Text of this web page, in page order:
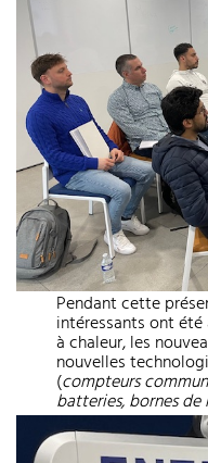
Pendant cette
intéressants ont
à chaleur, les
nouvelles
(compteurs
batteries, bornes de